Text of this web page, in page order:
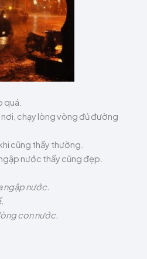
quá.
nơi, chạy lòng vòng đủ đường
cũng thấy thường.
nước thấy cũng đẹp.
ngập nước.
con nước.